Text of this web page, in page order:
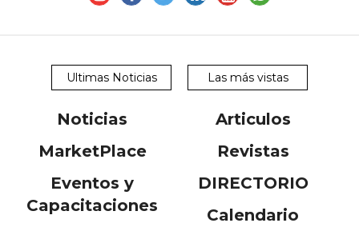
Ultimas Noticias Las más vistas
Noticias
Articulos
MarketPlace
Revistas
Eventos y
Capacitaciones
DIRECTORIO
Calendario